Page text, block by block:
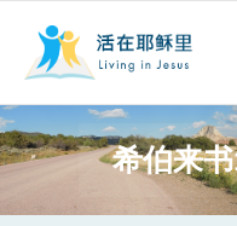
事工概要
希伯来